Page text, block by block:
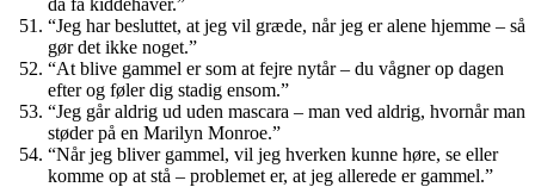
“Jeg har besluttet, at jeg vil græde, når jeg er alene hjemme – så
gør det ikke noget.”
“At blive gammel er som at fejre nytår – du vågner op dagen
efter og føler dig stadig ensom.”
“Jeg går aldrig ud uden mascara – man ved aldrig, hvornår man
støder på en Marilyn Monroe.”
“Når jeg bliver gammel, vil jeg hverken kunne høre, se eller
komme op at stå – problemet er, at jeg allerede er gammel.”